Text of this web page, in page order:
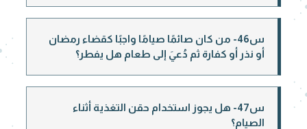
س46- من كان صائمًا صيامًا واجبًا كقضاء رمضان
أو نذر أو كفارة ثم دُعيَ إلى طعام هل يفطر؟
س47- هل يجوز استخدام حقن التغذية أثناء
الصيام؟